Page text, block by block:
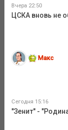
Вчера 22:50
ЦСКА вновь не
Макс
Сегодня 15:16
"Зенит" -